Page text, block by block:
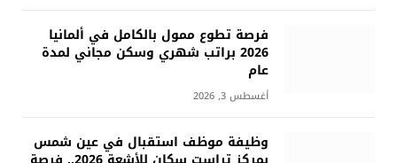
فرصة تطوع ممول بالكامل في ألمانيا
2026 براتب شهري وسكن مجاني لمدة
عام
أغسطس 3, 2026
وظيفة موظف استقبال في عين شمس